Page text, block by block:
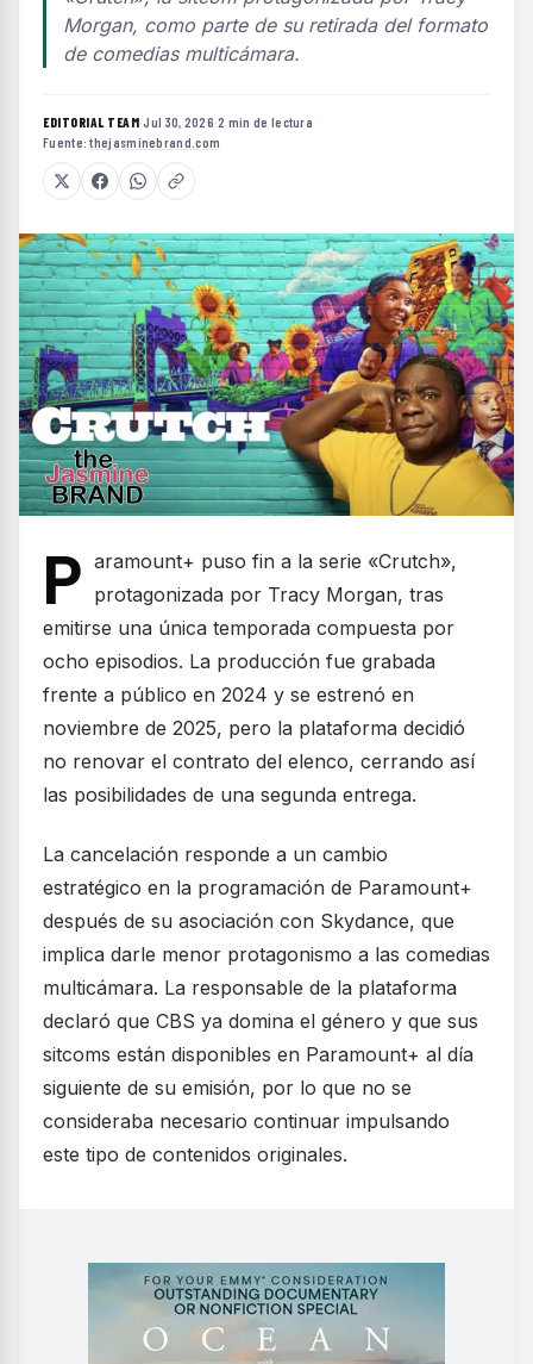
Morgan, como parte de su retirada del formato
de comedias multicámara.
EDITORIAL TEAM·Jul 30, 2026·2 min de lectura·
Fuente:thejasminebrand.com
P aramount+ puso fin a la serie «Crutch»,
protagonizada por Tracy Morgan, tras
emitirse una única temporada compuesta por
ocho episodios. La producción fue grabada
frente a público en 2024 y se estrenó en
noviembre de 2025, pero la plataforma decidió
no renovar el contrato del elenco, cerrando así
las posibilidades de una segunda entrega.
La cancelación responde a un cambio
estratégico en la programación de Paramount+
después de su asociación con Skydance, que
implica darle menor protagonismo a las comedias
multicámara. La responsable de la plataforma
declaró que CBS ya domina el género y que sus
sitcoms están disponibles en Paramount+ al día
siguiente de su emisión, por lo que no se
consideraba necesario continuar impulsando
este tipo de contenidos originales.